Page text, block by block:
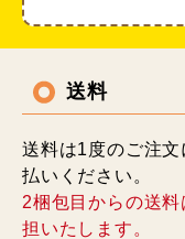
送料
送料は1度のご注
払いください。
2梱包目からの送
担いたします。